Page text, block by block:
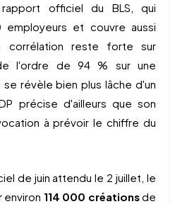
officiel du BLS, qui
et couvre aussi
corrélation reste forte sur
l'ordre de 94 % sur une
révèle bien plus lâche d'un
précise d'ailleurs que son
à prévoir le chiffre du
de juin attendu le 2 juillet, le
environ 114 000 créationsde